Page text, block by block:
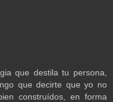
que destila tu persona,
que decirte que yo no
construídos, en forma